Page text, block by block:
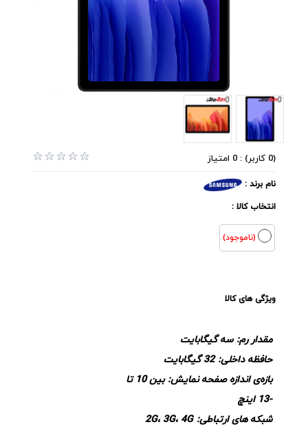
(0 کاربر) : 0 امتیاز
نام برند :
انتخاب کالا :
(ناموجود)
ویژگی های کالا
مقدار رم: سه گیگابایت
حافظه داخلی: 32 گیگابایت
بازه‌ی اندازه صفحه نمایش: بین 10 تا
-13 اینچ
شبکه های ارتباطی: 2G، 3G، 4G